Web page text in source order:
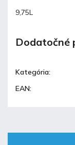
9,75L
Dodatočné
Kategória:
EAN: